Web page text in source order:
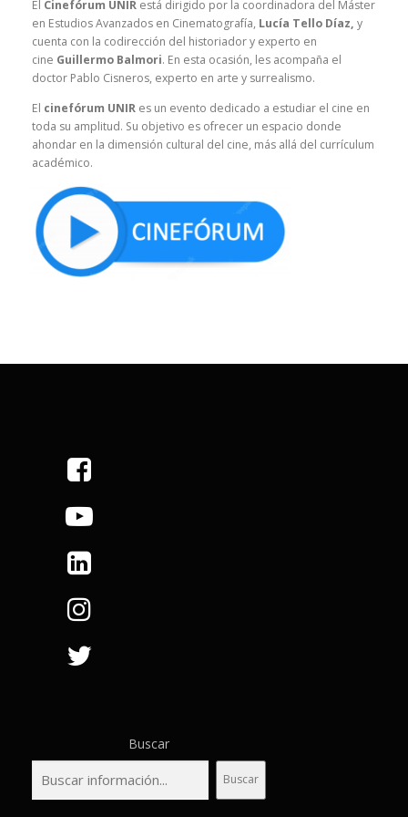
El Cinefórum UNIR está dirigido por la coordinadora del Máster
en Estudios Avanzados en Cinematografía, Lucía Tello Díaz, y
cuenta con la codirección del historiador y experto en
cine Guillermo Balmori. En esta ocasión, les acompaña el
doctor Pablo Cisneros, experto en arte y surrealismo.
El cinefórum UNIR es un evento dedicado a estudiar el cine en
toda su amplitud. Su objetivo es ofrecer un espacio donde
ahondar en la dimensión cultural del cine, más allá del currículum
académico.
Buscar
Buscar